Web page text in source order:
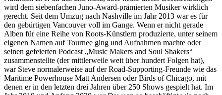
wird dem siebenfachen Juno-Award-prämierten Musiker wirklich
gerecht. Seit dem Umzug nach Nashville im Jahr 2013 war es für
den gebürtigen Vancouver voll im Gange. Wenn er nicht gerade
Alben für eine Reihe von Roots-Künstlern produzierte, unter seinem
eigenen Namen auf Tournee ging und Aufnahmen machte oder
seinen gefeierten Podcast „Music Makers and Soul Shakers“
zusammenstellte (der mittlerweile weit über hundert Folgen hat),
war Steve normalerweise auf der Road-Supporting-Freunde wie das
Maritime Powerhouse Matt Andersen oder Birds of Chicago, mit
denen er in den letzten drei Jahren über 250 Shows gespielt hat. Im